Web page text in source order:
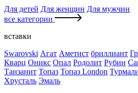
Для детей Для женщин Для мужчин
все категории
вставки
Swarovski Агат Аметист бриллиант
Кварц Оникс Опал Родолит Рубин
Танзанит Топаз Топаз London
Хрусталь Эмаль